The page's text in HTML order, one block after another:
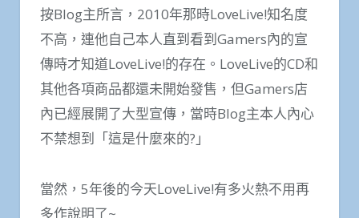
按Blog主所言，2010年那時LoveLive!知名度
不高，連他自己本人直到看到Gamers內的宣
傳時才知道LoveLive!的存在。LoveLive的CD和
其他各項商品都還未開始發售，但Gamers店
內已經展開了大型宣傳，當時Blog主本人內心
不禁想到「這是什麼來的?」
當然，5年後的今天LoveLive!有多火熱不用再
多作說明了~